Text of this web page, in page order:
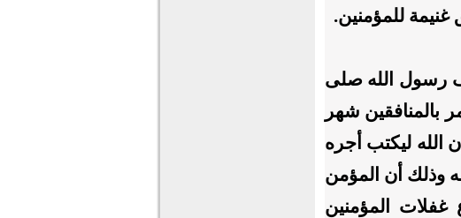
للمؤمنين.
رسول الله صلى
بالمنافقين شهر
ليكتب أجره
وذلك أن المؤمن
غفلات المؤمنين